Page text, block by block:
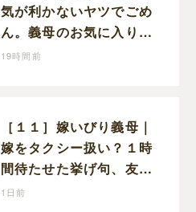
気が利かないヤツでごめ
ん。義母のお気に入り女
性が夫との親密さを匂わ
19時間前
［１１］嫁いびり義母｜
嫁をタクシー扱い？１時
間待たせた挙げ句、友人
まで送らせる義母が図々
1日前